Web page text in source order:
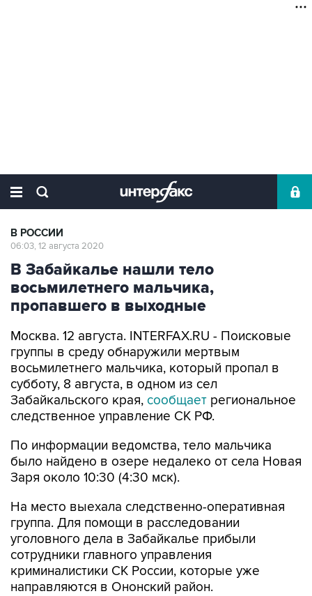
В РОССИИ
06:03, 12 августа 2020
В Забайкалье нашли тело
восьмилетнего мальчика,
пропавшего в выходные
Москва. 12 августа. INTERFAX.RU - Поисковые
группы в среду обнаружили мертвым
восьмилетнего мальчика, который пропал в
субботу, 8 августа, в одном из сел
Забайкальского края, сообщает региональное
следственное управление СК РФ.
По информации ведомства, тело мальчика
было найдено в озере недалеко от села Новая
Заря около 10:30 (4:30 мск).
На место выехала следственно-оперативная
группа. Для помощи в расследовании
уголовного дела в Забайкалье прибыли
сотрудники главного управления
криминалистики СК России, которые уже
направляются в Ононский район.